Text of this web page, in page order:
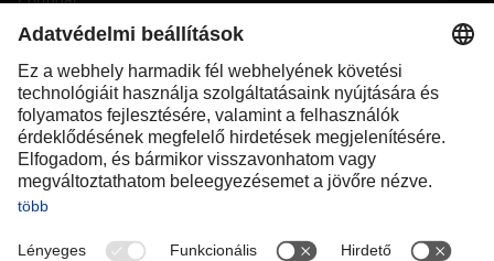
Romania
Slovakia
Spain
Sweden
Switzerland( DE FR)
Turkey
OCEANIA